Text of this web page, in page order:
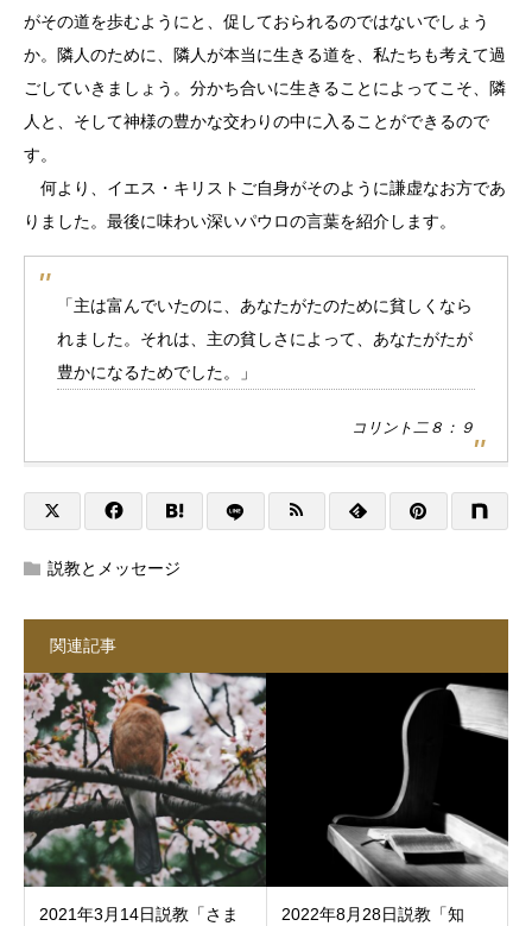
がその道を歩むようにと、促しておられるのではないでしょう
か。隣人のために、隣人が本当に生きる道を、私たちも考えて過
ごしていきましょう。分かち合いに生きることによってこそ、隣
人と、そして神様の豊かな交わりの中に入ることができるので
す。
何より、イエス・キリストご自身がそのように謙虚なお方であ
りました。最後に味わい深いパウロの言葉を紹介します。
「主は富んでいたのに、あなたがたのために貧しくなら
れました。それは、主の貧しさによって、あなたがたが
豊かになるためでした。」
コリント二８：９
説教とメッセージ
関連記事
2021年3月14日説教「さま
2022年8月28日説教「知